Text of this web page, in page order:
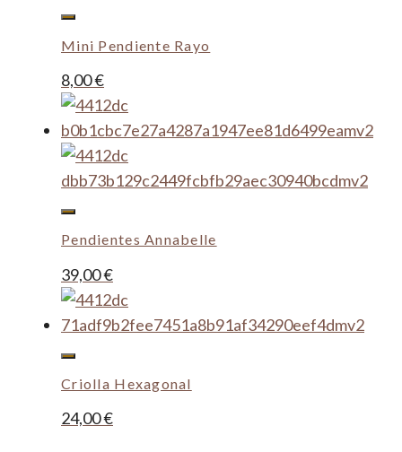
Mini Pendiente Rayo
8,00€
Pendientes Annabelle
39,00€
Criolla Hexagonal
24,00€